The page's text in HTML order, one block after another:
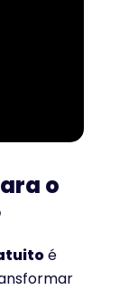
o
é